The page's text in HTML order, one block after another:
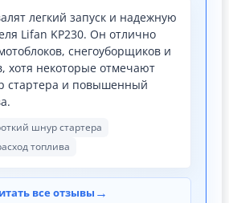
легкий запуск и надежную
Lifan KP230. Он отлично
снегоуборщиков и
хотя некоторые отмечают
стартера и повышенный
шнур стартера
топлива
все отзывы →